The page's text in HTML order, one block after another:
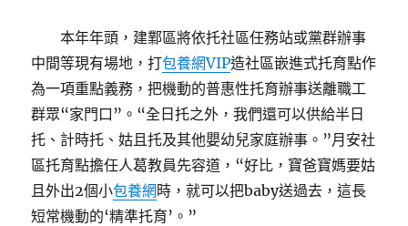
本年年頭，建鄴區將依托社區任務站或黨群辦事
中間等現有場地，打包養網VIP造社區嵌進式托育點作
為一項重點義務，把機動的普惠性托育辦事送離職工
群眾“家門口”。“全日托之外，我們還可以供給半日
托、計時托、姑且托及其他嬰幼兒家庭辦事。”月安社
區托育點擔任人葛教員先容道，“好比，寶爸寶媽要姑
且外出2個小包養網 時，就可以把baby送過去，這長
短常機動的‘精準托育’。”